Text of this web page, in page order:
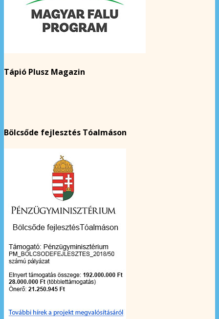
Tápió Plusz Magazin
Bölcsőde fejlesztés Tóalmáson